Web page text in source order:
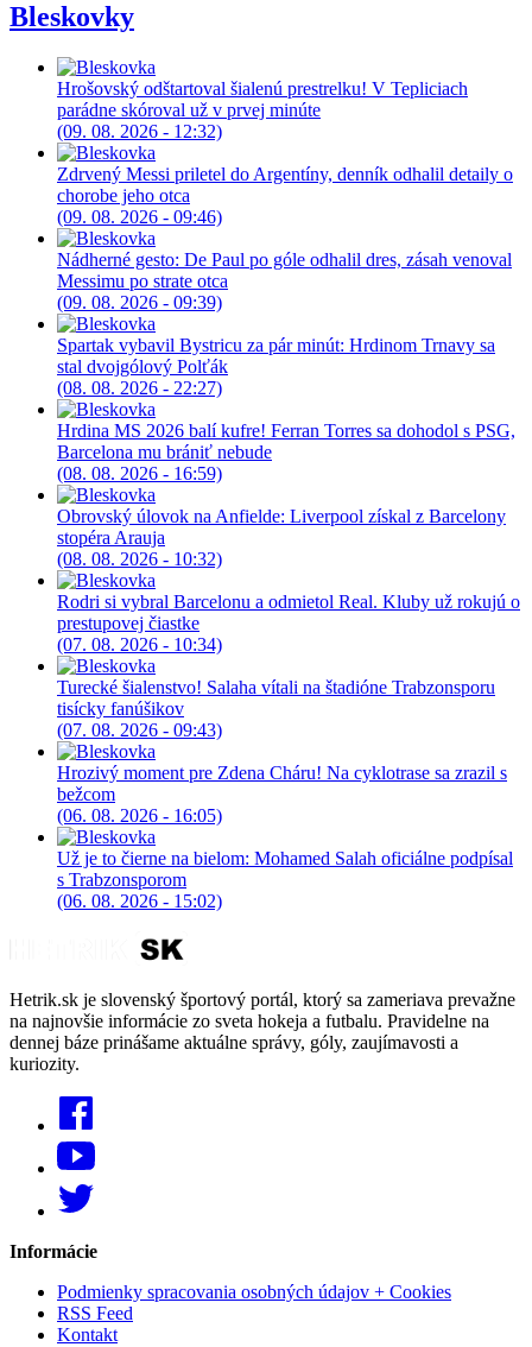
Bleskovky
Hrošovský odštartoval šialenú prestrelku! V Tepliciach
parádne skóroval už v prvej minúte
(09. 08. 2026 - 12:32)
Zdrvený Messi priletel do Argentíny, denník odhalil detaily o
chorobe jeho otca
(09. 08. 2026 - 09:46)
Nádherné gesto: De Paul po góle odhalil dres, zásah venoval
Messimu po strate otca
(09. 08. 2026 - 09:39)
Spartak vybavil Bystricu za pár minút: Hrdinom Trnavy sa
stal dvojgólový Polťák
(08. 08. 2026 - 22:27)
Hrdina MS 2026 balí kufre! Ferran Torres sa dohodol s PSG,
Barcelona mu brániť nebude
(08. 08. 2026 - 16:59)
Obrovský úlovok na Anfielde: Liverpool získal z Barcelony
stopéra Arauja
(08. 08. 2026 - 10:32)
Rodri si vybral Barcelonu a odmietol Real. Kluby už rokujú o
prestupovej čiastke
(07. 08. 2026 - 10:34)
Turecké šialenstvo! Salaha vítali na štadióne Trabzonsporu
tisícky fanúšikov
(07. 08. 2026 - 09:43)
Hrozivý moment pre Zdena Cháru! Na cyklotrase sa zrazil s
bežcom
(06. 08. 2026 - 16:05)
Už je to čierne na bielom: Mohamed Salah oficiálne podpísal
s Trabzonsporom
(06. 08. 2026 - 15:02)
Hetrik.sk je slovenský športový portál, ktorý sa zameriava prevažne
na najnovšie informácie zo sveta hokeja a futbalu. Pravidelne na
dennej báze prinášame aktuálne správy, góly, zaujímavosti a
kuriozity.
Informácie
Podmienky spracovania osobných údajov + Cookies
RSS Feed
Kontakt